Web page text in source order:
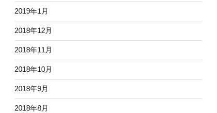
2019年1月
2018年12月
2018年11月
2018年10月
2018年9月
2018年8月